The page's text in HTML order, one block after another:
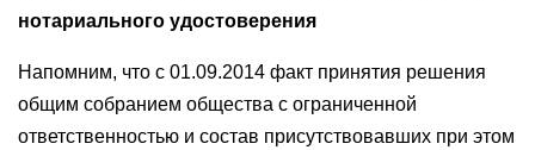
нотариального удостоверения
Напомним, что с 01.09.2014 факт принятия решения
общим собранием общества с ограниченной
ответственностью и состав присутствовавших при этом